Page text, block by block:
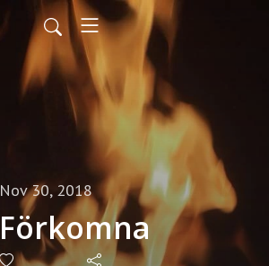
Nov 30, 2018
Förkomna